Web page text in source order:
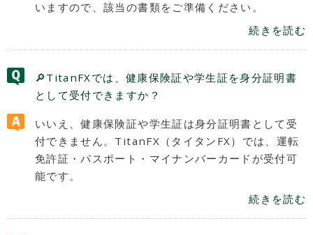
いますので、該当の書類をご準備ください。
続きを読む
🔎TitanFXでは、健康保険証や学生証を身分証明書
として受付できますか？
いいえ、健康保険証や学生証は身分証明書として受
付できません。TitanFX（タイタンFX）では、運転
免許証・パスポート・マイナンバーカードが受付可
能です。
続きを読む